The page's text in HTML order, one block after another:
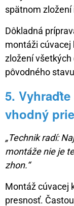
spätnom zložení
Dôkladná
montáži cúvacej
zložení
pôvodného
5.
vhodný
„Technik radí:
montáže nie je
zhon.“
Montáž cúvacej
presnosť.